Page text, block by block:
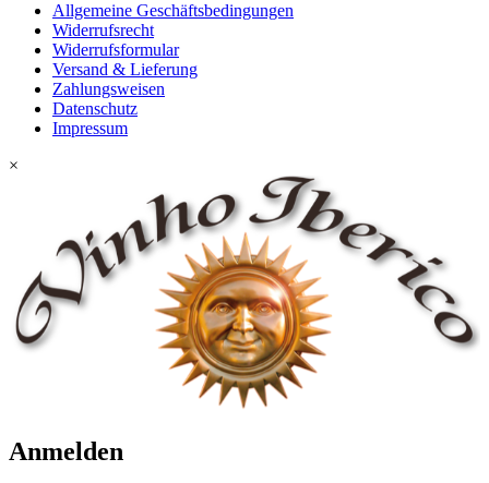
Allgemeine Geschäftsbedingungen
Widerrufsrecht
Widerrufsformular
Versand & Lieferung
Zahlungsweisen
Datenschutz
Impressum
×
Anmelden